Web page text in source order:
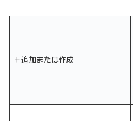
＋追加または作成